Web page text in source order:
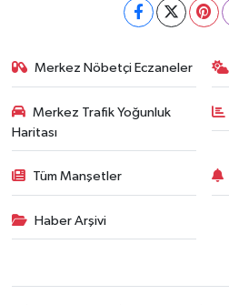
Merkez Nöbetçi Eczaneler
Merkez Trafik Yoğunluk
Haritası
Tüm Manşetler
Haber Arşivi